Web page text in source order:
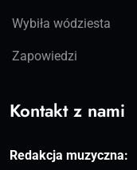
Wybiła wódziesta
Zapowiedzi
Kontakt z nami
Redakcja muzyczna: